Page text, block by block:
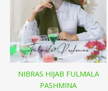
NIBRAS HIJAB FULMALA
PASHMINA